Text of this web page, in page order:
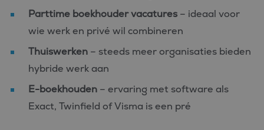
Parttime boekhouder vacatures – ideaal voor
wie werk en privé wil combineren
Thuiswerken – steeds meer organisaties bieden
hybride werk aan
E-boekhouden – ervaring met software als
Exact, Twinfield of Visma is een pré